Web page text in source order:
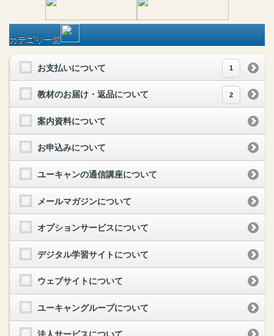
カテゴリ一覧
お支払いについて 1
教材のお届け・返品について 2
案内資料について
お申込みについて
ユーキャンの通信講座について
メールマガジンについて
オプションサービスについて
デジタル学習サイトについて
ウェブサイトについて
ユーキャングループについて